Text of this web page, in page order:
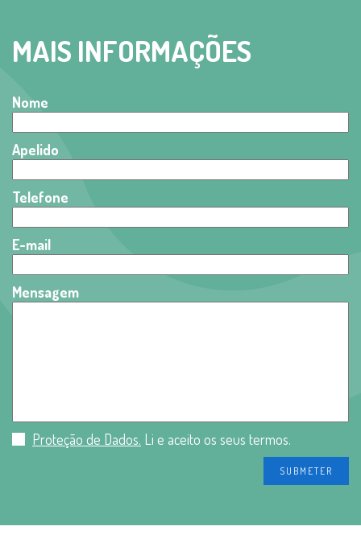
MAIS INFORMAÇÕES
Nome
Apelido
Telefone
E-mail
Mensagem
Proteção de Dados. Li e aceito os seus termos.